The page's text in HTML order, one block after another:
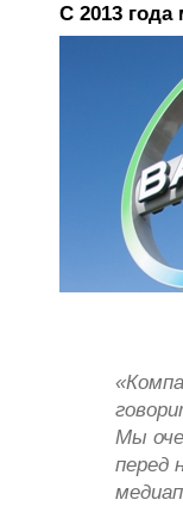
C 2013
Мы
перед